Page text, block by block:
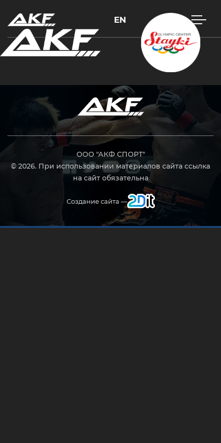
EN
ООО "АКФ СПОРТ"
© 2026. При использовании материалов сайта ссылка
на сайт обязательна
Создание сайта —
Нажмите Enter для поиска или Esc, чтобы закрыть